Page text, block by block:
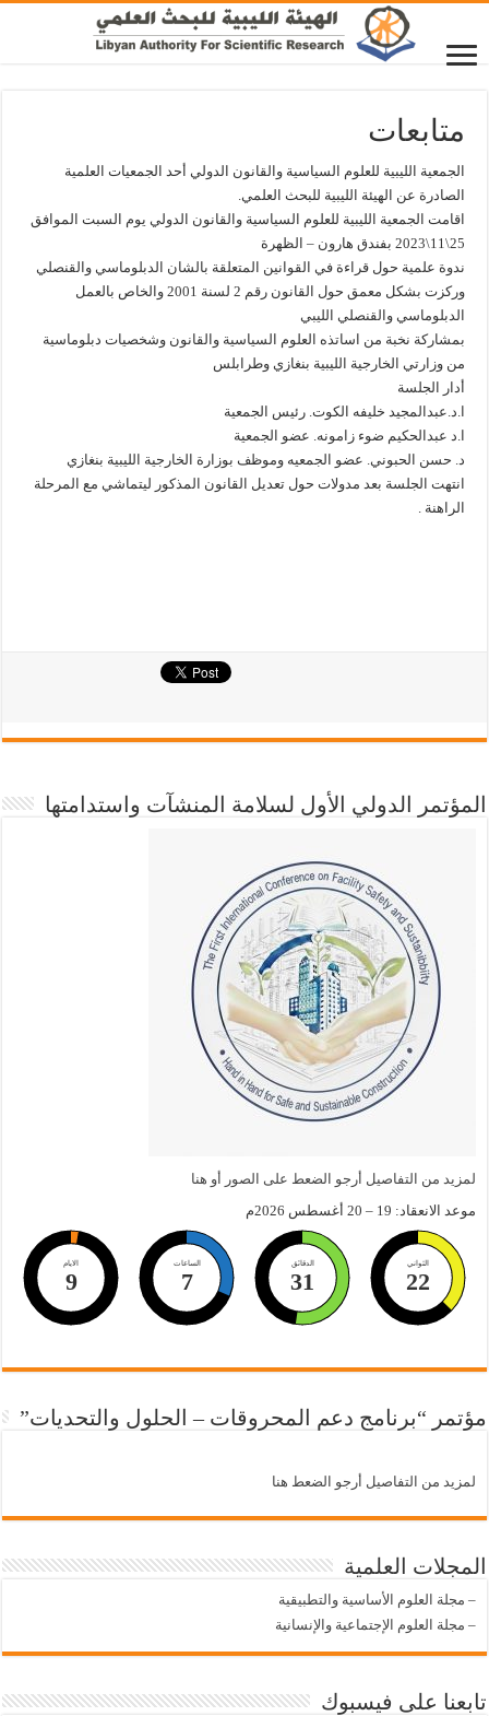
متابعات
الجمعية الليبية للعلوم السياسية والقانون الدولي أحد الجمعيات العلمية
الصادرة عن الهيئة الليبية للبحث العلمي.
اقامت الجمعية الليبية للعلوم السياسية والقانون الدولي يوم السبت الموافق
25\11\2023 بفندق هارون – الظهرة
ندوة علمية حول قراءة في القوانين المتعلقة بالشان الدبلوماسي والقنصلي
وركزت بشكل معمق حول القانون رقم 2 لسنة 2001 والخاص بالعمل
الدبلوماسي والقنصلي الليبي
بمشاركة نخبة من اساتذه العلوم السياسية والقانون وشخصيات دبلوماسية
من وزارتي الخارجية الليبية بنغازي وطرابلس
أدار الجلسة
ا.د.عبدالمجيد خليفه الكوت. رئيس الجمعية
ا.د عبدالحكيم ضوء زامونه. عضو الجمعية
د. حسن الحبوني. عضو الجمعيه وموظف بوزارة الخارجية الليبية بنغازي
انتهت الجلسة بعد مدولات حول تعديل القانون المذكور ليتماشي مع المرحلة
الراهنة .
المؤتمر الدولي الأول لسلامة المنشآت واستدامتها
لمزيد من التفاصيل أرجو الضعط على الصور أو هنا
موعد الانعقاد: 19 – 20 أغسطس 2026م
الايام
9
الساعات
7
الدقائق
31
الثواني
21
مؤتمر “برنامج دعم المحروقات – الحلول والتحديات”
لمزيد من التفاصيل أرجو الضعط هنا
المجلات العلمية
– مجلة العلوم الأساسية والتطبيقية
– مجلة العلوم الإجتماعية والإنسانية
تابعنا على فيسبوك